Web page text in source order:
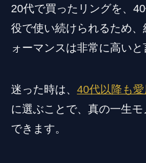
20代で買ったリングを、
役で使い続けられるため
ォーマンスは非常に高いと
迷った時は、 40代以降も
に選ぶことで、真の一生
できます。